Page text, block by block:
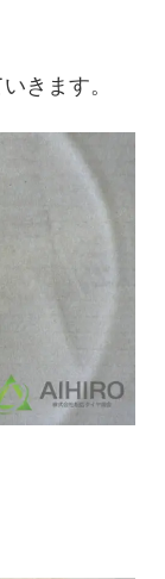
きます。